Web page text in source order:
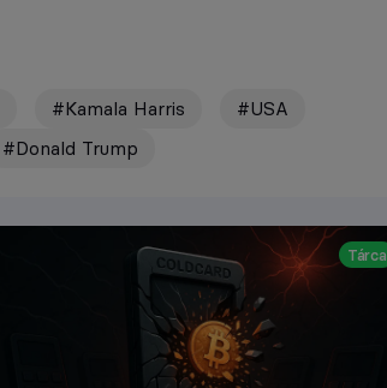
#Kamala Harris
#USA
#Donald Trump
Tárca